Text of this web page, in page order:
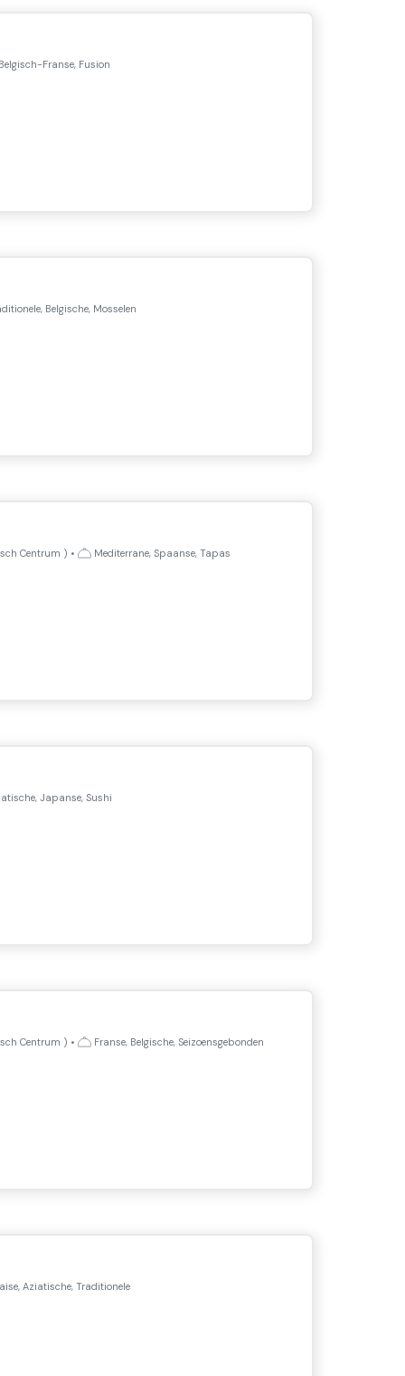
Franse, Fusion
Belgische, Mosselen
Centrum ) • Mediterrane, Spaanse, Tapas
Japanse, Sushi
Centrum ) • Franse, Belgische, Seizoensgebonden
Aziatische, Traditionele